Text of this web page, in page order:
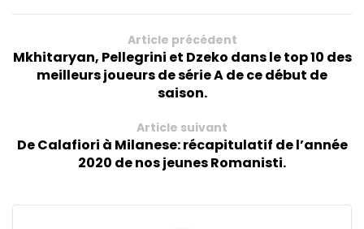
Article précédent
Mkhitaryan, Pellegrini et Dzeko dans le top 10 des
meilleurs joueurs de série A de ce début de
saison.
Article suivant
De Calafiori à Milanese: récapitulatif de l’année
2020 de nos jeunes Romanisti.